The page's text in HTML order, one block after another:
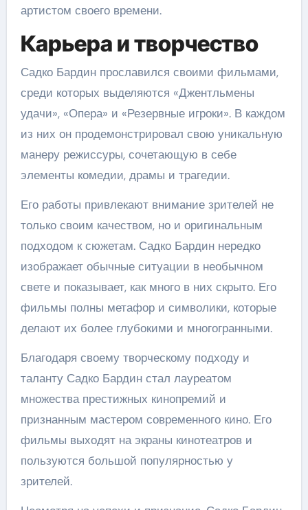
артистом своего времени.
Карьера и творчество
Садко Бардин прославился своими фильмами,
среди которых выделяются «Джентльмены
удачи», «Опера» и «Резервные игроки». В каждом
из них он продемонстрировал свою уникальную
манеру режиссуры, сочетающую в себе
элементы комедии, драмы и трагедии.
Его работы привлекают внимание зрителей не
только своим качеством, но и оригинальным
подходом к сюжетам. Садко Бардин нередко
изображает обычные ситуации в необычном
свете и показывает, как много в них скрыто. Его
фильмы полны метафор и символики, которые
делают их более глубокими и многогранными.
Благодаря своему творческому подходу и
таланту Садко Бардин стал лауреатом
множества престижных кинопремий и
признанным мастером современного кино. Его
фильмы выходят на экраны кинотеатров и
пользуются большой популярностью у
зрителей.